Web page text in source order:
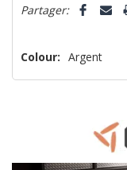
Partager:
Colour: Argent